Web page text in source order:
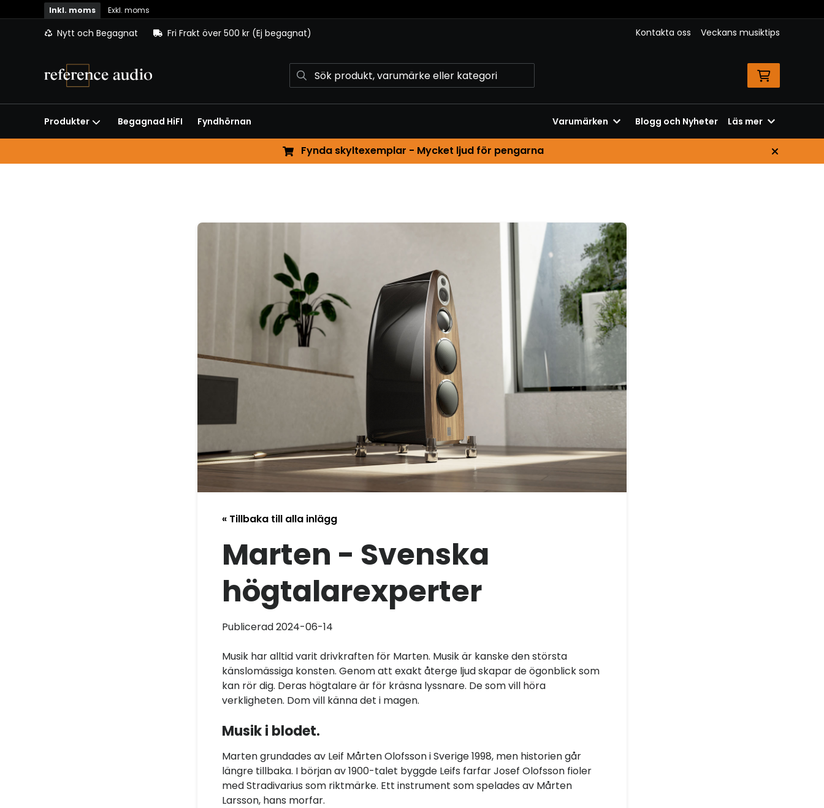
Inkl. moms Exkl. moms
Nytt och Begagnat Fri Frakt över 500 kr (Ej begagnat) Kontakta oss Veckans musiktips
Produkter Begagnad HiFI Fyndhörnan Varumärken Blogg och Nyheter Läs mer
Fynda skyltexemplar - Mycket ljud för pengarna
« Tillbaka till alla inlägg
Marten - Svenska
högtalarexperter
Publicerad 2024-06-14
Musik har alltid varit drivkraften för Marten. Musik är kanske den största
känslomässiga konsten. Genom att exakt återge ljud skapar de ögonblick som
kan rör dig. Deras högtalare är för kräsna lyssnare. De som vill höra
verkligheten. Dom vill känna det i magen.
Musik i blodet.
Marten grundades av Leif Mårten Olofsson i Sverige 1998, men historien går
längre tillbaka. I början av 1900-talet byggde Leifs farfar Josef Olofsson fioler
med Stradivarius som riktmärke. Ett instrument som spelades av Mårten
Larsson, hans morfar.